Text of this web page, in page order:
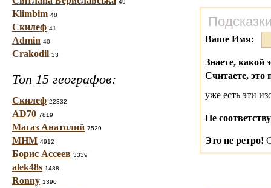
49
Klimbim 48
Скилеф 41
Admin 40
Crakodil 33
Топ 15 географов:
Скилеф 22332
AD70 7819
Магаз Анатолий 7529
МНМ 4912
Борис Ассеев 3339
alek48s 1488
Ronny 1390
Ваше Имя:
Знаете, какой
Считаете, это
уже есть эти
Не
Это не ретро!